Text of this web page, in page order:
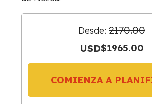
Desde: 2170.00
USD$1965.00
COMIENZA A